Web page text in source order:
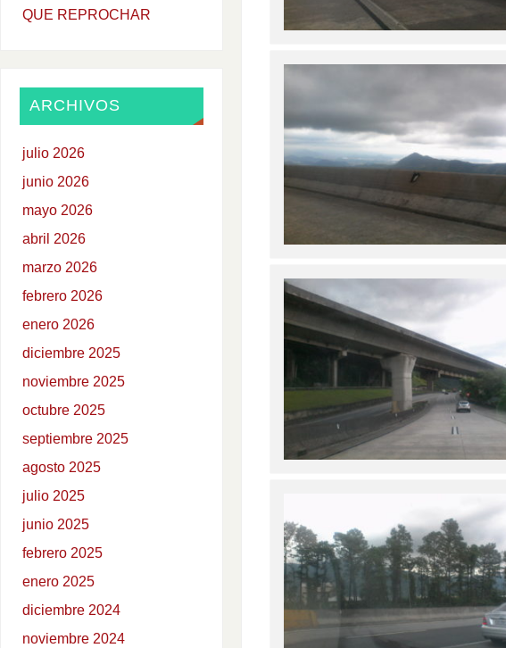
QUE REPROCHAR
ARCHIVOS
julio 2026
junio 2026
mayo 2026
abril 2026
marzo 2026
febrero 2026
enero 2026
diciembre 2025
noviembre 2025
octubre 2025
septiembre 2025
agosto 2025
julio 2025
junio 2025
febrero 2025
enero 2025
diciembre 2024
noviembre 2024